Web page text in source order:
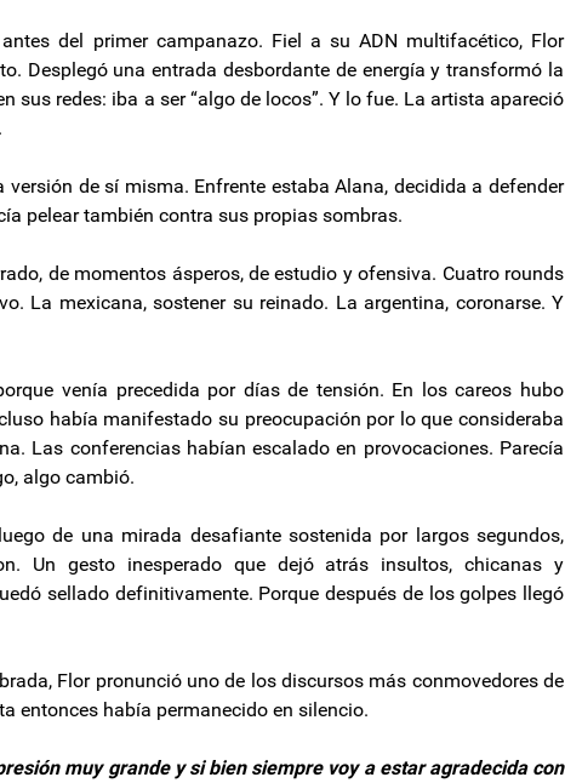
del primer campanazo. Fiel a su ADN multifacético, Flor
Desplegó una entrada desbordante de energía y transformó la
sus redes: iba a ser “algo de locos”. Y lo fue. La artista apareció
de sí misma. Enfrente estaba Alana, decidida a defender
pelear también contra sus propias sombras.
de momentos ásperos, de estudio y ofensiva. Cuatro rounds
La mexicana, sostener su reinado. La argentina, coronarse. Y
venía precedida por días de tensión. En los careos hubo
había manifestado su preocupación por lo que consideraba
Las conferencias habían escalado en provocaciones. Parecía
algo cambió.
de una mirada desafiante sostenida por largos segundos,
Un gesto inesperado que dejó atrás insultos, chicanas y
sellado definitivamente. Porque después de los golpes llegó
Flor pronunció uno de los discursos más conmovedores de
entonces había permanecido en silencio.
muy grande y si bien siempre voy a estar agradecida con